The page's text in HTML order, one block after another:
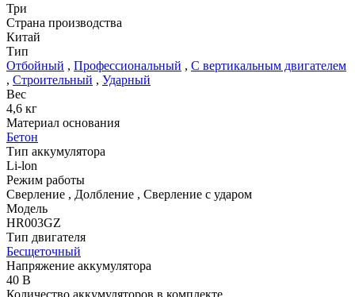
Три
Страна производства
Китай
Тип
Отбойный , Профессиональный , С вертикальным двигателем
, Строительный , Ударный
Вес
4,6 кг
Материал основания
Бетон
Тип аккумулятора
Li-lon
Режим работы
Сверление , Долбление , Сверление с ударом
Модель
HR003GZ
Тип двигателя
Бесщеточный
Напряжение аккумулятора
40 В
Количество аккумуляторов в комплекте